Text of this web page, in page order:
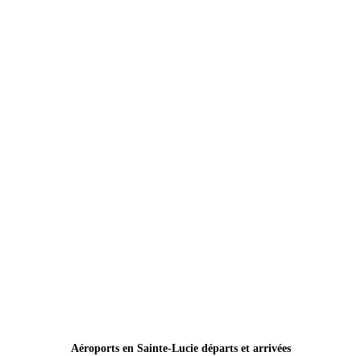
Aéroports en Sainte-Lucie départs et arrivées